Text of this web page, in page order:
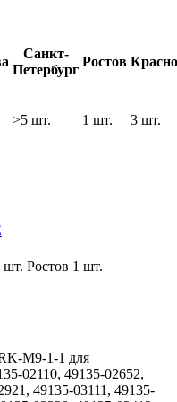
Санкт-
Петербург
Ростов
>5 шт. 1 шт. 3 шт.
шт. Ростов 1 шт.
M9-1-1 для
02110, 49135-02652,
49135-03111, 49135-